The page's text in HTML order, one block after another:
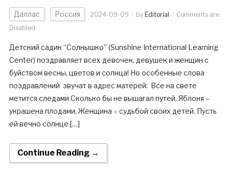
Даллас Россия 2024-09-09 by Editorial
Comments are
Disabled
Детский садик “Солнышко” (Sunshine International Learning
Center) поздравляет всех девочек, девушек и женщин с
буйством весны, цветов и солнца! Но особенные слова
поздравлений звучат в адрес матерей: Все на свете
метится следами Сколько бы не вышагал путей, Яблоня –
украшена плодами, Женщина – судьбой своих детей. Пусть
ей вечно солнце […]
Continue Reading →